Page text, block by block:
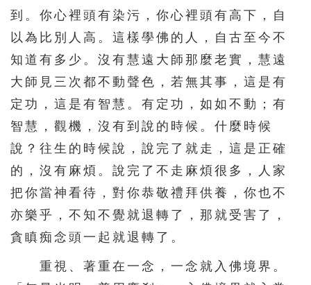
到。你心裡頭有染污，你心裡頭有高下，自
以為比別人高。這樣學佛的人，自古至今不
知道有多少。沒有慧遠大師那麼老實，慧遠
大師見三次都不動聲色，若無其事，這是有
定功，這是有智慧。有定功，如如不動；有
智慧，觀機，沒有到說的時候。什麼時候
說？往生的時候說，說完了就走，這是正確
的，沒有麻煩。說完了不走麻煩很多，人家
把你當神看待，對你恭敬禮拜供養，你也不
亦樂乎，不知不覺就退轉了，那就受害了，
貪瞋痴念頭一起就退轉了。
重視、著重在一念，一念就入佛境界。